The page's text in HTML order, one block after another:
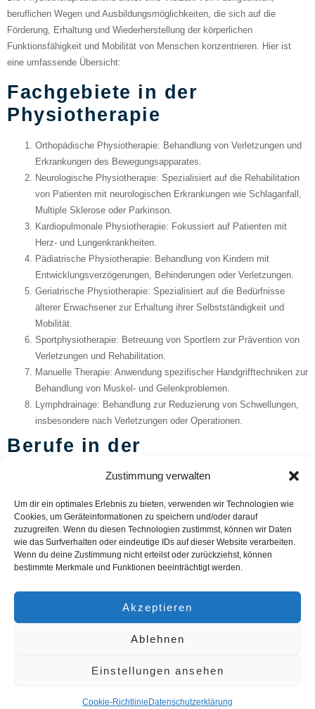
Zustimmung verwalten
Um dir ein optimales Erlebnis zu bieten, verwenden wir Technologien wie
Cookies, um Geräteinformationen zu speichern und/oder darauf
zuzugreifen. Wenn du diesen Technologien zustimmst, können wir Daten
wie das Surfverhalten oder eindeutige IDs auf dieser Website verarbeiten.
Wenn du deine Zustimmung nicht erteilst oder zurückziehst, können
bestimmte Merkmale und Funktionen beeinträchtigt werden.
Akzeptieren
Ablehnen
Einstellungen ansehen
Cookie-Richtlinie Datenschutzerklärung
beruflichen Wegen und Ausbildungsmöglichkeiten, die sich auf die
Förderung, Erhaltung und Wiederherstellung der körperlichen
Funktionsfähigkeit und Mobilität von Menschen konzentrieren. Hier ist
eine umfassende Übersicht:
Fachgebiete in der
Physiotherapie
Orthopädische Physiotherapie: Behandlung von Verletzungen und
Erkrankungen des Bewegungsapparates.
Neurologische Physiotherapie: Spezialisiert auf die Rehabilitation
von Patienten mit neurologischen Erkrankungen wie Schlaganfall,
Multiple Sklerose oder Parkinson.
Kardiopulmonale Physiotherapie: Fokussiert auf Patienten mit
Herz- und Lungenkrankheiten.
Pädiatrische Physiotherapie: Behandlung von Kindern mit
Entwicklungsverzögerungen, Behinderungen oder Verletzungen.
Geriatrische Physiotherapie: Spezialisiert auf die Bedürfnisse
älterer Erwachsener zur Erhaltung ihrer Selbstständigkeit und
Mobilität.
Sportphysiotherapie: Betreuung von Sportlern zur Prävention von
Verletzungen und Rehabilitation.
Manuelle Therapie: Anwendung spezifischer Handgrifftechniken zur
Behandlung von Muskel- und Gelenkproblemen.
Lymphdrainage: Behandlung zur Reduzierung von Schwellungen,
insbesondere nach Verletzungen oder Operationen.
Berufe in der
Physiotherapiebranche
Physiotherapeut/in: Fachkraft, die Patienten durch
Bewegungstherapie, manuelle Therapie und andere spezialisierte
Techniken behandelt.
Physiotherapieassistent/in: Unterstützt Physiotherapeuten bei der
Behandlung und Betreuung von Patienten.
Dozent/in für Physiotherapie : Lehrt angehende Physiotherapeuten
Forschung in der Physiotherapie : Wissenschaftliche Arbeit zur
Therapiekonzepten.
Studiengänge und